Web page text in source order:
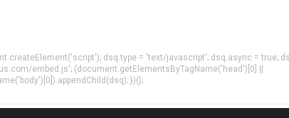
dsq.type = 'text/javascript'; dsq.async = true;
embed.js'; (document.getElementsByTagName('head')[0] ||
})();